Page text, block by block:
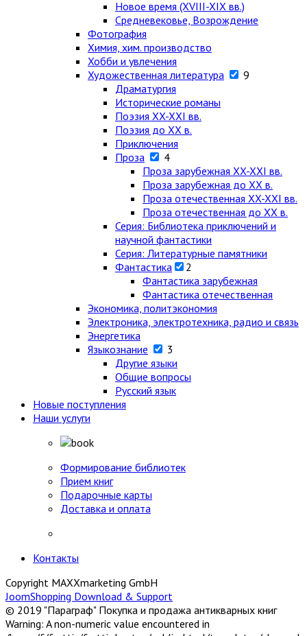
Новое время (XVIII-XIX вв.)
Средневековье, Возрождение
Фотография
Химия, хим. производство
Хобби и увлечения
Художественная литература
9
Драматургия
Исторические романы
Поэзия XX-XXI вв.
Поэзия до XX в.
Приключения
Проза
4
Проза зарубежная XX-XXI вв.
Проза зарубежная до XX в.
Проза отечественная XX-XXI вв.
Проза отечественная до XX в.
Серия: Библиотека приключений и
научной фантастики
Серия: Литературные памятники
Фантастика
2
Фантастика зарубежная
Фантастика отечественная
Экономика, политэкономия
Электроника, электротехника, радио и связь
Энергетика
Языкознание
3
Другие языки
Общие вопросы
Русский язык
Новые поступления
Наши услуги
Формирование библиотек
Прием книг
Подарочные карты
Доставка и оплата
Контакты
Copyright MAXXmarketing GmbH
JoomShopping Download & Support
© 2019 "Параграф" Покупка и продажа антикварных книг
Warning: A non-numeric value encountered in